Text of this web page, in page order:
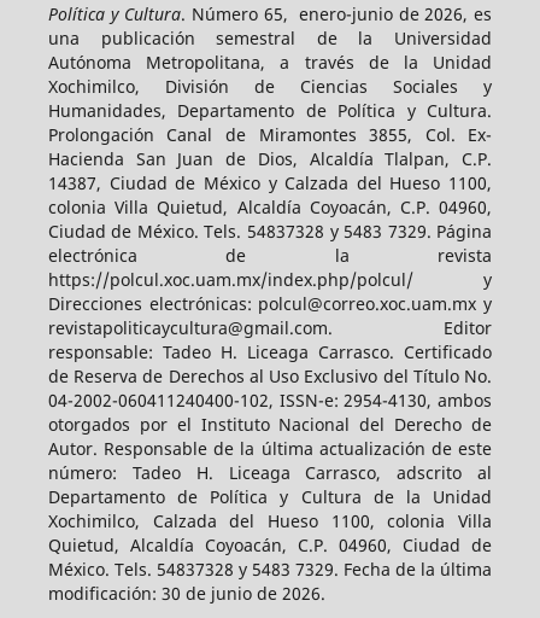
Política y Cultura. Número 65, enero-junio de 2026, es
una publicación semestral de la Universidad
Autónoma Metropolitana, a través de la Unidad
Xochimilco, División de Ciencias Sociales y
Humanidades, Departamento de Política y Cultura.
Prolongación Canal de Miramontes 3855, Col. Ex-
Hacienda San Juan de Dios, Alcaldía Tlalpan, C.P.
14387, Ciudad de México y Calzada del Hueso 1100,
colonia Villa Quietud, Alcaldía Coyoacán, C.P. 04960,
Ciudad de México. Tels. 54837328 y 5483 7329. Página
electrónica de la revista
https://polcul.xoc.uam.mx/index.php/polcul/ y
Direcciones electrónicas: polcul@correo.xoc.uam.mx y
revistapoliticaycultura@gmail.com. Editor
responsable: Tadeo H. Liceaga Carrasco. Certificado
de Reserva de Derechos al Uso Exclusivo del Título No.
04-2002-060411240400-102, ISSN-e: 2954-4130, ambos
otorgados por el Instituto Nacional del Derecho de
Autor. Responsable de la última actualización de este
número: Tadeo H. Liceaga Carrasco, adscrito al
Departamento de Política y Cultura de la Unidad
Xochimilco, Calzada del Hueso 1100, colonia Villa
Quietud, Alcaldía Coyoacán, C.P. 04960, Ciudad de
México. Tels. 54837328 y 5483 7329. Fecha de la última
modificación: 30 de junio de 2026.